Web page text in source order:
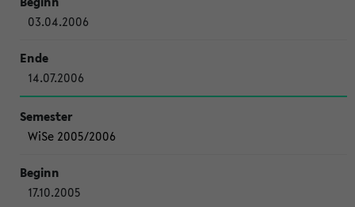
03.04.2006
14.07.2006
WiSe 2005/2006
17.10.2005